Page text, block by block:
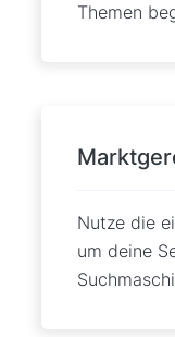
Themen
Nutze die
um deine